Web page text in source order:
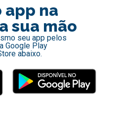
app na
sua mão
seu app pelos
Google Play
abaixo.